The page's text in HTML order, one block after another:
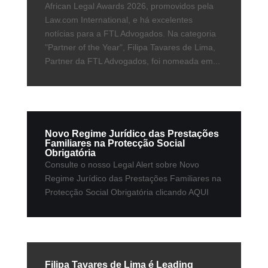
African Legal Awards 2026, promovidos pela
Law.com International, e há excelentes
notícias para a FTL Advogados. Na categoria
"Partner of the Year", Filipa Tavares de Lima,
Partner da FTL Advogados, foi nomeada em...
Novo Regime Jurídico das Prestações
Familiares na Protecção Social
Obrigatória
Consulte o nosso Legal Alert sobre Novo
Regime Jurídico das Prestações Familiares na
Protecção Social Obrigatória clicando AQUI
Filipa Tavares de Lima é Leading